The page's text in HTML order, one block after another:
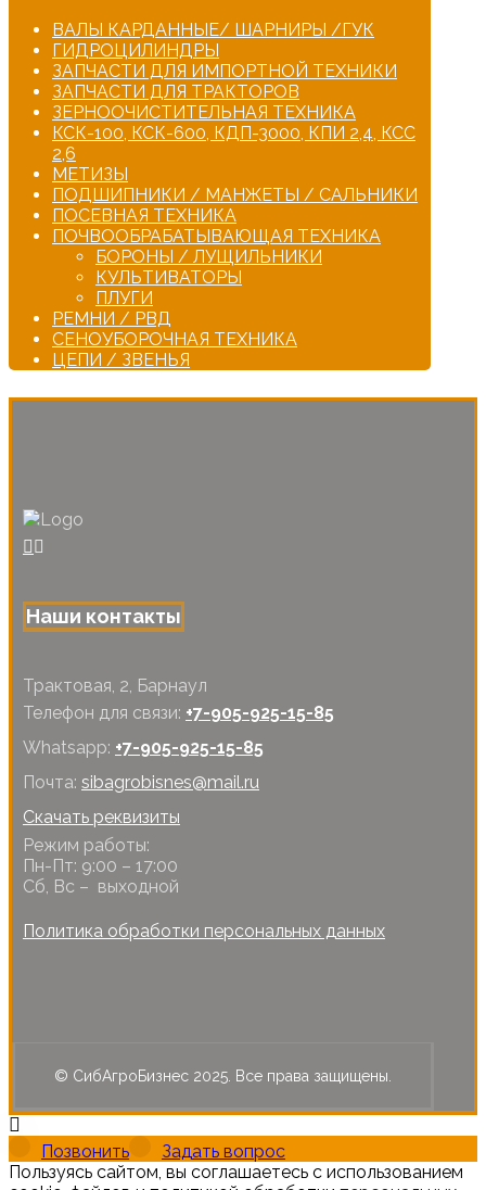
ВАЛЫ КАРДАННЫЕ/ ШАРНИРЫ /ГУК
ГИДРОЦИЛИНДРЫ
ЗАПЧАСТИ ДЛЯ ИМПОРТНОЙ ТЕХНИКИ
ЗАПЧАСТИ ДЛЯ ТРАКТОРОВ
ЗЕРНООЧИСТИТЕЛЬНАЯ ТЕХНИКА
КСК-100, КСК-600, КДП-3000, КПИ 2,4, КСС
2,6
МЕТИЗЫ
ПОДШИПНИКИ / МАНЖЕТЫ / САЛЬНИКИ
ПОСЕВНАЯ ТЕХНИКА
ПОЧВООБРАБАТЫВАЮЩАЯ ТЕХНИКА
БОРОНЫ / ЛУЩИЛЬНИКИ
КУЛЬТИВАТОРЫ
ПЛУГИ
РЕМНИ / РВД
СЕНОУБОРОЧНАЯ ТЕХНИКА
ЦЕПИ / ЗВЕНЬЯ
Наши контакты
Трактовая, 2, Барнаул
Телефон для связи: +7-905-925-15-85
Whatsapp: +7-905-925-15-85
Почта: sibagrobisnes@mail.ru
Скачать реквизиты
Режим работы:
Пн-Пт: 9:00 – 17:00
Сб, Вс – выходной
Политика обработки персональных данных
© СибАгроБизнес 2025. Все права защищены.
Позвонить
Задать вопрос
Пользуясь сайтом, вы соглашаетесь с использованием